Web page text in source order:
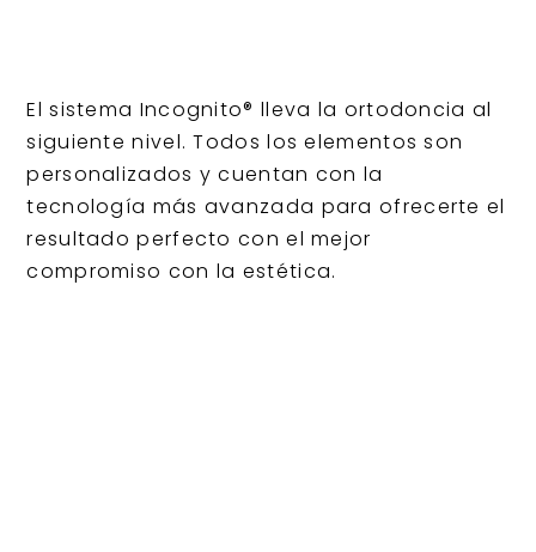
El sistema Incognito® lleva la ortodoncia al
siguiente nivel. Todos los elementos son
personalizados y cuentan con la
tecnología más avanzada para ofrecerte el
resultado perfecto con el mejor
compromiso con la estética.